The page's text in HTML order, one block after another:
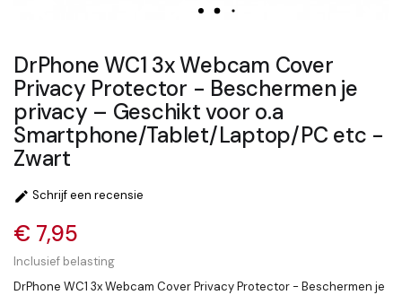
DrPhone WC1 3x Webcam Cover
Privacy Protector - Beschermen je
privacy – Geschikt voor o.a
Smartphone/Tablet/Laptop/PC etc -
Zwart
 Schrijf een recensie
€ 7,95
Inclusief belasting
DrPhone WC1 3x Webcam Cover Privacy Protector - Beschermen je